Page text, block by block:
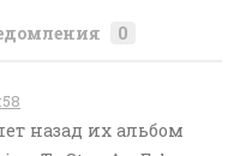
0
назад их альбом